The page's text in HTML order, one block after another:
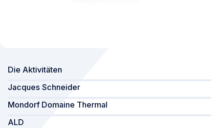
Die Aktivitäten
Jacques Schneider
Mondorf Domaine Thermal
ALD